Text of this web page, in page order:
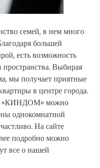
семей, в нем много
большей
есть возможность
Выбирая
мы получает приятные
в центре города.
«КИНДОМ» можно
однокомнатной
На сайте
подробно можно
все о нашей